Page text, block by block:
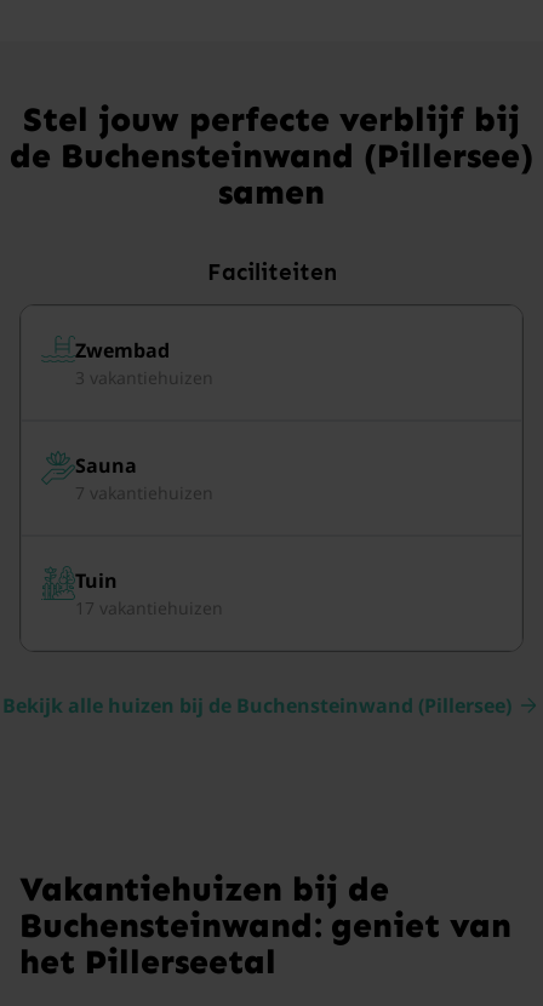
Stel jouw perfecte verblijf bij
de Buchensteinwand (Pillersee)
samen
Faciliteiten
Zwembad
3 vakantiehuizen
Sauna
7 vakantiehuizen
Tuin
17 vakantiehuizen
Bekijk alle huizen bij de Buchensteinwand (Pillersee)
Vakantiehuizen bij de
Buchensteinwand: geniet van
het Pillerseetal